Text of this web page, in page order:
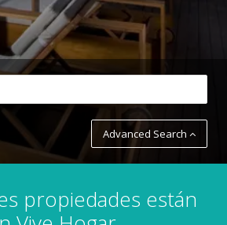
Advanced Search
propiedades están